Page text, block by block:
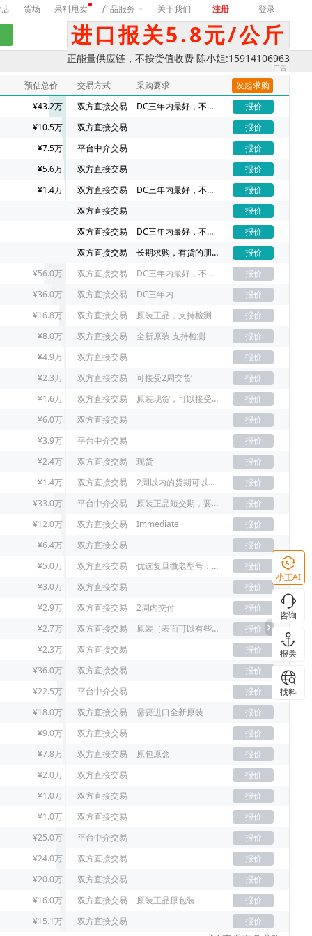
货场 呆料甩卖 产品服务 关于我们 注册 登录
进口报关5.8元/公斤
正能量供应链，不按货值收费 陈小姐:15914106963
预估总价 交易方式 采购要求
发起求购
¥43.2万 双方直接交易 DC三年内最好，不同DC价格不一样
报价
¥10.5万 双方直接交易
报价
¥7.5万 平台中介交易
报价
¥5.6万 双方直接交易
报价
¥1.4万 双方直接交易 DC三年内最好，不同DC价格不一样
报价
双方直接交易
报价
双方直接交易 DC三年内最好，不同DC价格不一样
报价
双方直接交易 长期求购，有货的朋友请联系我吧
报价
¥56.0万 双方直接交易 DC三年内最好，不同DC价格不一样
报价
¥36.0万 双方直接交易 DC三年内
报价
¥16.8万 双方直接交易 原装正品，支持检测
报价
¥8.0万 双方直接交易 全新原装 支持检测
报价
¥4.9万 双方直接交易
报价
¥2.3万 双方直接交易 可接受2周交货
报价
¥1.6万 双方直接交易 原装现货，可以接受老年份
报价
¥6.0万 双方直接交易
报价
¥3.9万 平台中介交易
报价
¥2.4万 双方直接交易 现货
报价
¥1.4万 双方直接交易 2周以内的货期可以接受
报价
¥33.0万 平台中介交易 原装正品短交期，要原装21+已上
报价
¥12.0万 双方直接交易 Immediate
报价
¥6.4万 双方直接交易
报价
¥5.0万 双方直接交易 优选复旦微老型号：FM33LE026，没货新型号FM33L026D
报价
¥3.0万 双方直接交易
报价
¥2.9万 双方直接交易 2周内交付
报价
¥2.7万 双方直接交易 原装（表面可以有些许刮痕）
报价
¥2.3万 双方直接交易
报价
¥36.0万 双方直接交易
报价
¥22.5万 平台中介交易
报价
¥18.0万 双方直接交易 需要进口全新原装
报价
¥9.0万 双方直接交易
报价
¥7.8万 双方直接交易 原包原盒
报价
¥2.0万 双方直接交易
报价
¥1.0万 双方直接交易
报价
¥1.0万 双方直接交易
报价
¥25.0万 平台中介交易
报价
¥24.0万 双方直接交易
报价
¥20.0万 双方直接交易
报价
¥16.0万 双方直接交易 原装正品原包装
报价
¥15.1万 双方直接交易 报价
小正AI
咨询
报关
找料